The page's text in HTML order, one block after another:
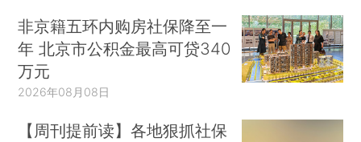
非京籍五环内购房社保降至一
年 北京市公积金最高可贷340
万元
2026年08月08日
【周刊提前读】各地狠抓社保